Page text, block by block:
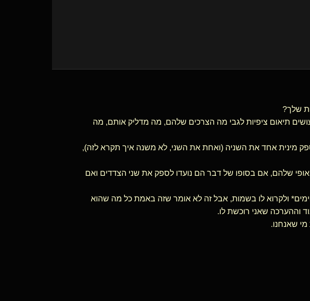
שלך?
תיאום ציפיות לגבי מה הצרכים שלהם, מה מדליק אותם, מה
מינית אחד את השניה (ואחת את השני, לא משנה איך תקרא לזה),
שלהם, אם בסופו של דבר הם נועדו לספק את שני הצדדים ואם
ולקרוא לו בשמות, אבל זה לא אומר שזה באמת כל מה שהוא
וההערכה שאני רוכשת לו.
שאנחנו.